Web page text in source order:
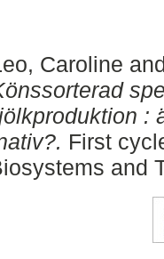
Caroline
:
First
and